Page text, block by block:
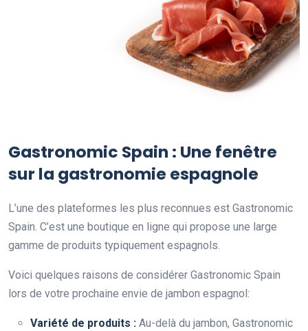
Gastronomic Spain : Une fenêtre
sur la gastronomie espagnole
L’une des plateformes les plus reconnues est Gastronomic
Spain. C’est une boutique en ligne qui propose une large
gamme de produits typiquement espagnols.
Voici quelques raisons de considérer Gastronomic Spain
lors de votre prochaine envie de jambon espagnol:
Variété de produits : Au-delà du jambon, Gastronomic